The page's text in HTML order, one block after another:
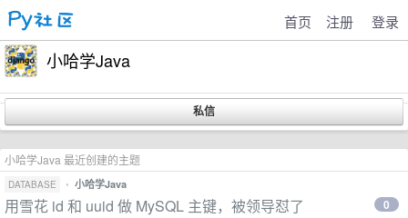
首页 注册 登录
小哈学Java
小哈学Java 最近创建的主题
DATABASE • 小哈学Java
用雪花 id 和 uuid 做 MySQL 主键，被领导怼了 0